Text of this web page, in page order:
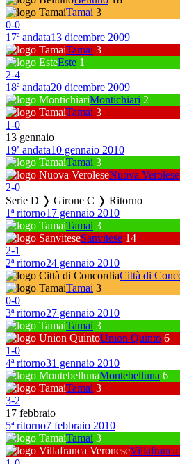
Tamai 3
0-0
17ª andata13 dicembre 2009
Tamai 3
Este 1
2-4
18ª andata20 dicembre 2009
Montichiari 2
Tamai 3
1-0
13 gennaio
19ª andata10 gennaio 2010
Tamai 3
Nuova Verolese
2-0
Serie D ❭ Girone C ❭ Ritorno
1ª ritorno17 gennaio 2010
Tamai 3
Sanvitese 14
2-1
2ª ritorno24 gennaio 2010
Città di
Tamai 3
0-0
3ª ritorno27 gennaio 2010
Tamai 3
Union Quinto 6
1-0
4ª ritorno31 gennaio 2010
Montebelluna 6
Tamai 3
3-2
17 febbraio
5ª ritorno7 febbraio 2010
Tamai 3
Villafranca